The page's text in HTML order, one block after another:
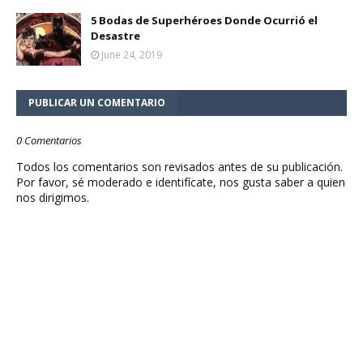
5 Bodas de Superhéroes Donde Ocurrió el
Desastre
June 24, 2019
PUBLICAR UN COMENTARIO
0 Comentarios
Todos los comentarios son revisados antes de su publicación.
Por favor, sé moderado e identifícate, nos gusta saber a quien
nos dirigimos.